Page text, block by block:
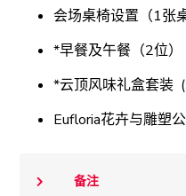
会场桌椅设置（1张
*早餐及午餐（2位）
*云顶风味礼盒套装
Eufloria花卉与雕塑
备注